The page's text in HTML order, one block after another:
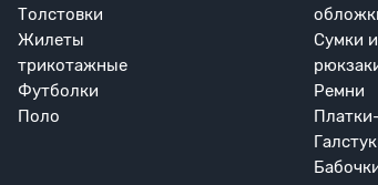
Толстовки
Жилеты
трикотажные
Футболки
Поло
Сумки и
Ремни